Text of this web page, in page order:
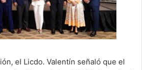
el Licdo. Valentín señaló que el